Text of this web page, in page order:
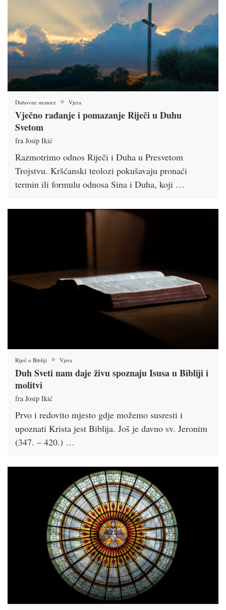
Duhovne stranice Vjera
Vječno rađanje i pomazanje Riječi u Duhu
Svetom
fra Josip Ikić
Razmotrimo odnos Riječi i Duha u Presvetom
Trojstvu. Kršćanski teolozi pokušavaju pronaći
termin ili formulu odnosa Sina i Duha, koji …
Riječ o Bibliji Vjera
Duh Sveti nam daje živu spoznaju Isusa u Bibliji i
molitvi
fra Josip Ikić
Prvo i redovito mjesto gdje možemo susresti i
upoznati Krista jest Biblija. Još je davno sv. Jeronim
(347. – 420.) …